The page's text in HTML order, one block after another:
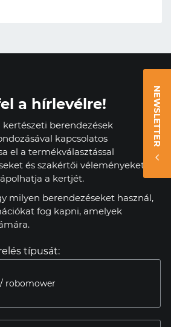
NEWSLETTER
a hírlevélre!
kertészeti berendezések
kapcsolatos
el a termékválasztással
és szakértői véleményeket.
a kertjét.
milyen berendezéseket használ,
fog kapni, amelyek
típusát: